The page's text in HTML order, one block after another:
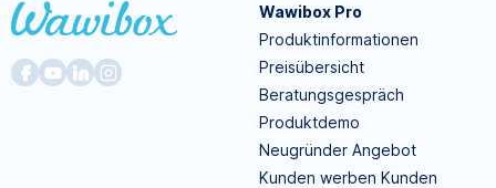
Wawibox Pro
Produktinformationen
Preisübersicht
Beratungsgespräch
Produktdemo
Neugründer Angebot
Kunden werben Kunden